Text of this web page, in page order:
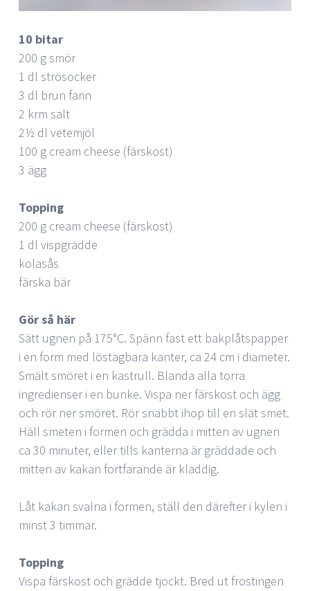
10 bitar
200 g smör
1 dl strösocker
3 dl brun farin
2 krm salt
2½ dl vetemjöl
100 g cream cheese (färskost)
3 ägg
Topping
200 g cream cheese (färskost)
1 dl vispgrädde
kolasås
färska bär
Gör så här
Sätt ugnen på 175°C. Spänn fast ett bakplåtspapper
i en form med löstagbara kanter, ca 24 cm i diameter.
Smält smöret i en kastrull. Blanda alla torra
ingredienser i en bunke. Vispa ner färskost och ägg
och rör ner smöret. Rör snabbt ihop till en slät smet.
Häll smeten i formen och grädda i mitten av ugnen
ca 30 minuter, eller tills kanterna är gräddade och
mitten av kakan fortfarande är kladdig.
Låt kakan svalna i formen, ställ den därefter i kylen i
minst 3 timmar.
Topping
Vispa färskost och grädde tjockt. Bred ut frostingen